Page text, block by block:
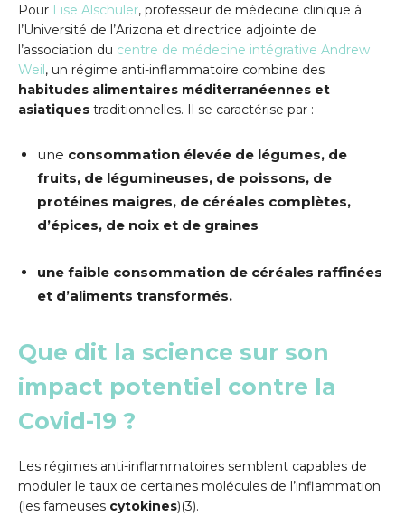
Pour Lise Alschuler, professeur de médecine clinique à
l’Université de l’Arizona et directrice adjointe de
l’association du centre de médecine intégrative Andrew
Weil, un régime anti-inflammatoire combine des
habitudes alimentaires méditerranéennes et
asiatiques traditionnelles. Il se caractérise par :
une consommation élevée de légumes, de
fruits, de légumineuses, de poissons, de
protéines maigres, de céréales complètes,
d’épices, de noix et de graines
une faible consommation de céréales raffinées
et d’aliments transformés.
Que dit la science sur son
impact potentiel contre la
Covid-19 ?
Les régimes anti-inflammatoires semblent capables de
moduler le taux de certaines molécules de l’inflammation
(les fameuses cytokines)(3).